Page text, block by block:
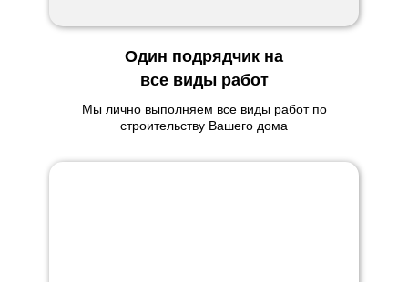
Один подрядчик на
все виды работ
Мы лично выполняем все виды работ по
строительству Вашего дома